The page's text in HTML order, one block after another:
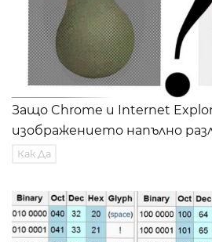
Защо Chrome и Internet
изображението напълно
Как Да